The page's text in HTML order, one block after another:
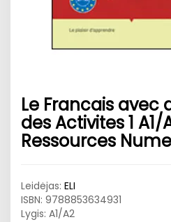
Le Francais avec
des Activites 1 A1/
Ressources
Leidėjas: ELI
ISBN: 9788853634931
Lygis: A1/A2